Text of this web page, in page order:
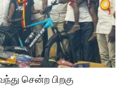
சென்ற பிறகு